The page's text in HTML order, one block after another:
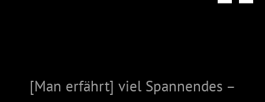
[Man erfährt] viel Spannendes –